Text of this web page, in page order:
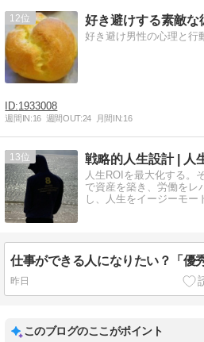
12
好き避け男性の心理と行
1933008
週間IN:16 週間OUT:24 月間IN:16
13 戦略的人生設計 | 人
人生ROIを最大化する。
で資産を築き、労働をレ
し、人生をイージーモー
昨日
このブログのここがポイント